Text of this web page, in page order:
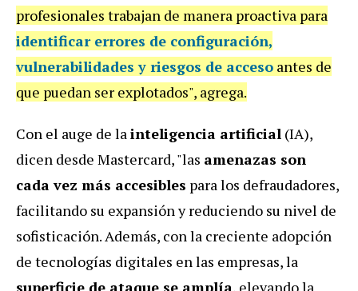
profesionales trabajan de manera proactiva para
identificar errores de configuración,
vulnerabilidades y riesgos de acceso antes de
que puedan ser explotados", agrega.
Con el auge de lainteligencia artificial (IA),
dicen desde Mastercard, "las amenazas son
cada vez más accesibles para los defraudadores,
facilitando su expansión y reduciendo su nivel de
sofisticación. Además, con la creciente adopción
de tecnologías digitales en las empresas, la
superficie de ataque se amplía, elevando la